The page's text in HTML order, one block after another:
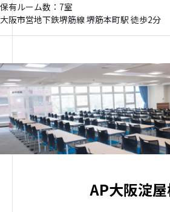
保有ルーム数：7室
大阪市営地下鉄堺筋線 堺筋本町駅 徒歩2分
AP大阪淀